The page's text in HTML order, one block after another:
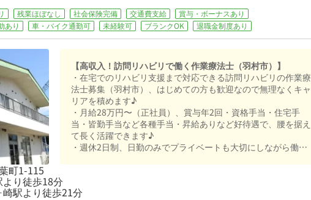
残業ほぼなし 社会保険完備 交通費支給
賞与・ボーナスあり
あり 車・バイク通勤可 未経験可 ブランクOK 退職金制度あり
町1-115
り徒歩18分
駅より徒歩21分
【高収入！訪問リハビリで働く作業療法士（羽村市）】
・在宅でのリハビリ支援まで対応できる訪問リハビリの作業療
法士募集（羽村市）、はじめての方も歓迎なので無理なくキャ
リアを積めます♪
・月給28万円〜（正社員）、賞与年2回・資格手当・住宅手
当・皆勤手当など各種手当・昇給ありなど好待遇で、腰を据え
て長く活躍できます♪
・週休2日制、日勤のみでプライベートも大切にしながら働け